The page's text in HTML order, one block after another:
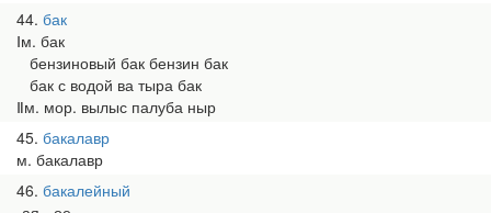
44 бак
Ⅰм. бак
бензиновый бак бензин бак
бак с водой ва тыра бак
Ⅱм. мор. вылыс палуба ныр
45 бакалавр
м. бакалавр
46 бакалейный